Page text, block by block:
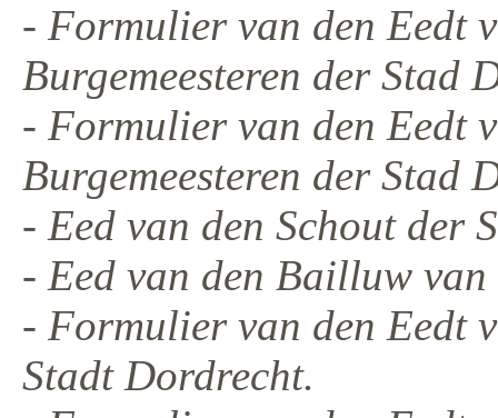
- Formulier van den Eedt
Burgemeesteren der Stad
- Formulier van den Eedt
Burgemeesteren der Stad
- Eed van den Schout der
- Eed van den Bailluw van
- Formulier van den Eedt
Stadt Dordrecht.